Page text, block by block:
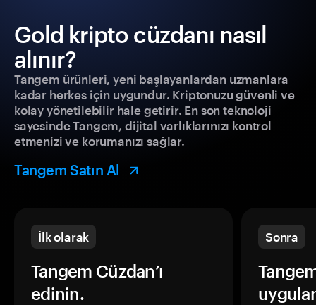
Gold kripto cüzdanı nasıl
alınır?
Tangem ürünleri, yeni başlayanlardan uzmanlara
kadar herkes için uygundur. Kriptonuzu güvenli ve
kolay yönetilebilir hale getirir. En son teknoloji
sayesinde Tangem, dijital varlıklarınızı kontrol
etmenizi ve korumanızı sağlar.
Tangem Satın Al
İlk olarak
Tangem Cüzdan’ı
edinin.
Sonra